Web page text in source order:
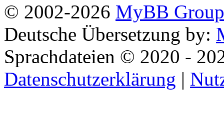
© 2002-2026 MyBB Group
Deutsche Übersetzung by:
Sprachdateien © 2020 -
Datenschutzerklärung |